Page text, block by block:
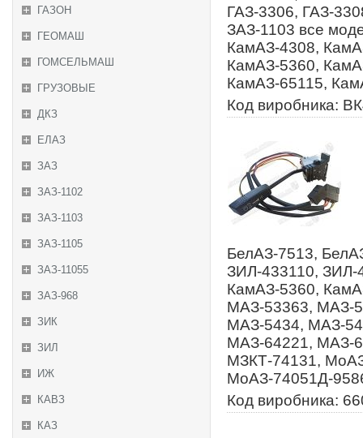
ГАЗОН
ГЕОМАШ
ГОМСЕЛЬМАШ
ГРУЗОВЫЕ
ДКЗ
ЕЛАЗ
ЗАЗ
ЗАЗ-1102
ЗАЗ-1103
ЗАЗ-1105
ЗАЗ-11055
ЗАЗ-968
ЗИК
ЗИЛ
ИЖ
КАВЗ
КАЗ
ГАЗ-3306, ГАЗ-
ЗАЗ-1103 все
КамАЗ-4308,
КамАЗ-5360,
КамАЗ-65115,
Код виробника:
БелАЗ-7513,
ЗИЛ-433110, ЗИЛ-
КамАЗ-5360,
МАЗ-53363, МАЗ-
МАЗ-5434, МАЗ-
МАЗ-64221, МАЗ-
МЗКТ-74131,
МоАЗ-74051Д-
Код виробника: